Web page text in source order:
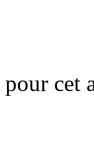
cet